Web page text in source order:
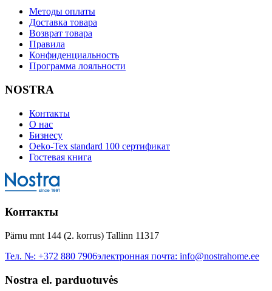
Методы оплаты
Доставка товара
Возврат товара
Правила
Конфиденциальность
Программа лояльности
NOSTRA
Контакты
О нас
Бизнесу
Oeko-Tex standard 100 сертификат
Гостевая книга
Контакты
Pärnu mnt 144 (2. korrus) Tallinn 11317
Тел. №: +372 880 7906электронная почта: info@nostrahome.ee
Nostra el. parduotuvės